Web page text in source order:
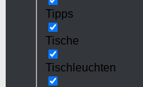
Tipps
Tische
Tischleuchten